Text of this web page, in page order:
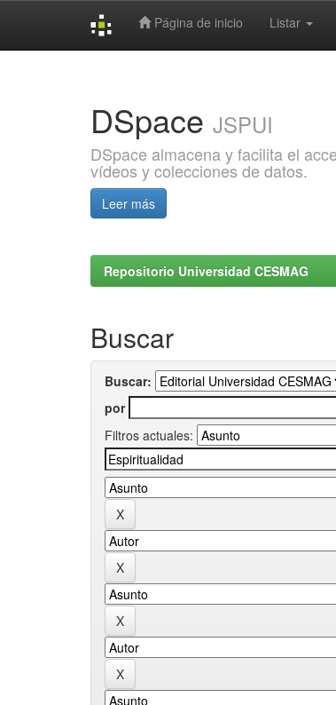
Página de inicio Listar
DSpace JSPUI
DSpace almacena y facilita el
vídeos y colecciones de datos.
Leer más
Repositorio Universidad CESMAG
Buscar
Buscar:
por
Filtros actuales: